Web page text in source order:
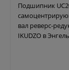
Подшипник
вал реверс-
IKUDZO в